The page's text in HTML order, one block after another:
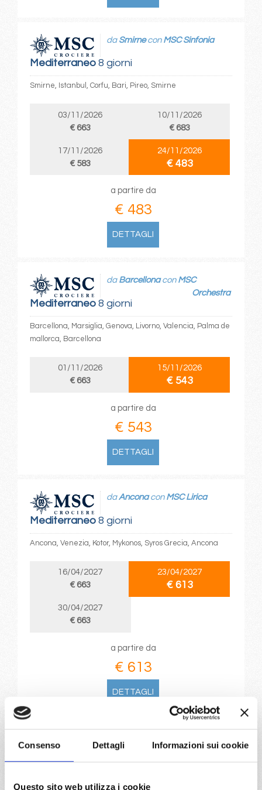
Consenso Dettagli Informazioni sui cookie
Questo sito web utilizza i cookie
Mediterraneo8 giorni
da Smirnecon MSC Sinfonia
Smirne, Istanbul, Corfu, Bari, Pireo, Smirne
03/11/2026
€ 663
10/11/2026
€ 683
17/11/2026
€ 583
24/11/2026
€ 483
a partire da
€ 483
DETTAGLI
Mediterraneo8 giorni
da Barcellonacon MSC
Orchestra
Barcellona, Marsiglia, Genova, Livorno, Valencia, Palma de
mallorca, Barcellona
01/11/2026
€ 663
15/11/2026
€ 543
a partire da
€ 543
DETTAGLI
Mediterraneo8 giorni
daAnconacon MSC Lirica
Ancona, Venezia, Kotor, Mykonos, Syros Grecia, Ancona
16/04/2027
€ 663
23/04/2027
€ 613
30/04/2027
€ 663
a partire da
€ 613
DETTAGLI
Mediterraneo8 giorni
Pireo, Katakolon, Cefalonia-argostoli, Corfu, Bari, Santorini,